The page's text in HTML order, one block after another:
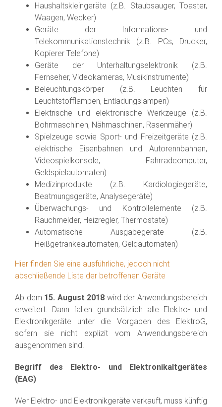
Haushaltskleingeräte (z.B. Staubsauger, Toaster,
Waagen, Wecker)
Geräte der Informations- und
Telekommunikationstechnik (z.B. PCs, Drucker,
Kopierer Telefone)
Geräte der Unterhaltungselektronik (z.B.
Fernseher, Videokameras, Musikinstrumente)
Beleuchtungskörper (z.B. Leuchten für
Leuchtstofflampen, Entladungslampen)
Elektrische und elektronische Werkzeuge (z.B.
Bohrmaschinen, Nähmaschinen, Rasenmäher)
Spielzeuge sowie Sport- und Freizeitgeräte (z.B.
elektrische Eisenbahnen und Autorennbahnen,
Videospielkonsole, Fahrradcomputer,
Geldspielautomaten)
Medizinprodukte (z.B. Kardiologiegeräte,
Beatmungsgeräte, Analysegeräte)
Überwachungs- und Kontrollelemente (z.B.
Rauchmelder, Heizregler, Thermostate)
Automatische Ausgabegeräte (z.B.
Heißgetränkeautomaten, Geldautomaten)
Hier finden Sie eine ausführliche, jedoch nicht
abschließende Liste der betroffenen Geräte
Ab dem 15. August 2018 wird der Anwendungsbereich
erweitert. Dann fallen grundsätzlich alle Elektro- und
Elektronikgeräte unter die Vorgaben des ElektroG,
sofern sie nicht explizit vom Anwendungsbereich
ausgenommen sind.
Begriff des Elektro- und Elektronikaltgerätes
(EAG)
Wer Elektro- und Elektronikgeräte verkauft, muss künftig